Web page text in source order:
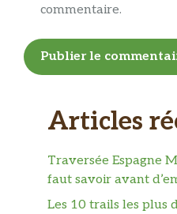
commentaire.
Articles
Traversée Espagne
faut savoir avant
Les 10 trails les plus